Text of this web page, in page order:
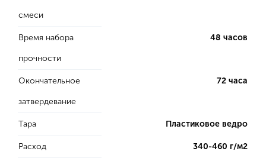
смеси
Время набора
прочности
48 часов
Окончательное
затвердевание
72 часа
Тара Пластиковое ведро
Расход 340-460 г/м2